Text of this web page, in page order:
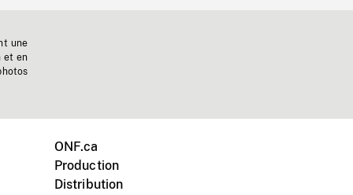
une
et en
ONF.ca
Production
Distribution